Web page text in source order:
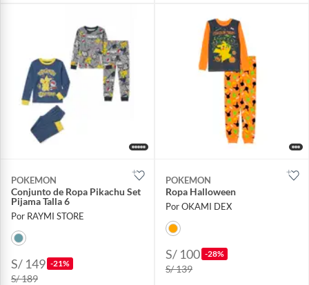
POKEMON
Conjunto de Ropa Pikachu Set
Pijama Talla 6
Por RAYMI STORE
S/ 149 -21%
S/ 189
POKEMON
Ropa Halloween
Por OKAMI DEX
S/ 100 -28%
S/ 139